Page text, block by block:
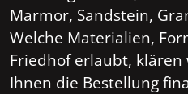
Marmor, Sandstein,
Welche Materialien,
Friedhof erlaubt,
Ihnen die Bestellung